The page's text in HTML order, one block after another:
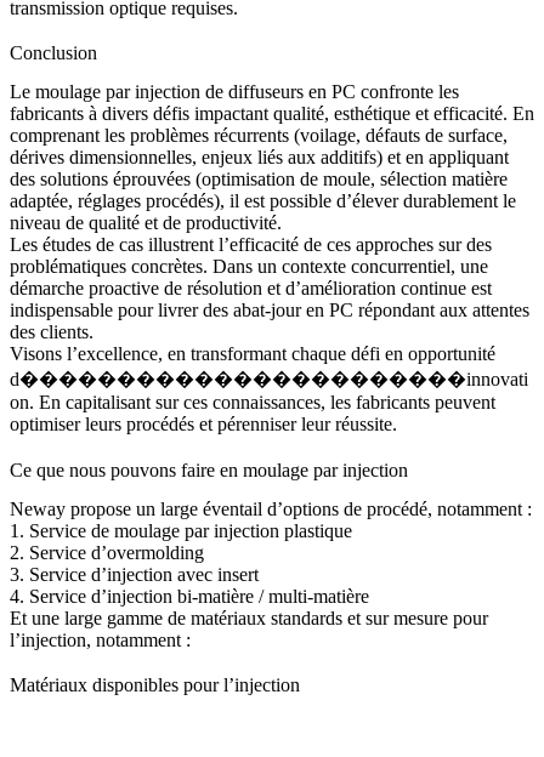
transmission optique requises.
Conclusion
Le moulage par injection de diffuseurs en PC confronte les
fabricants à divers défis impactant qualité, esthétique et efficacité. En
comprenant les problèmes récurrents (voilage, défauts de surface,
dérives dimensionnelles, enjeux liés aux additifs) et en appliquant
des solutions éprouvées (optimisation de moule, sélection matière
adaptée, réglages procédés), il est possible d’élever durablement le
niveau de qualité et de productivité.
Les études de cas illustrent l’efficacité de ces approches sur des
problématiques concrètes. Dans un contexte concurrentiel, une
démarche proactive de résolution et d’amélioration continue est
indispensable pour livrer des abat-jour en PC répondant aux attentes
des clients.
Visons l’excellence, en transformant chaque défi en opportunité
d�����������������������innovati
on. En capitalisant sur ces connaissances, les fabricants peuvent
optimiser leurs procédés et pérenniser leur réussite.
Ce que nous pouvons faire en moulage par injection
Neway propose un large éventail d’options de procédé, notamment :
1. Service de moulage par injection plastique
2. Service d’overmolding
3. Service d’injection avec insert
4. Service d’injection bi-matière / multi-matière
Et une large gamme de matériaux standards et sur mesure pour
l’injection, notamment :
Matériaux disponibles pour l’injection